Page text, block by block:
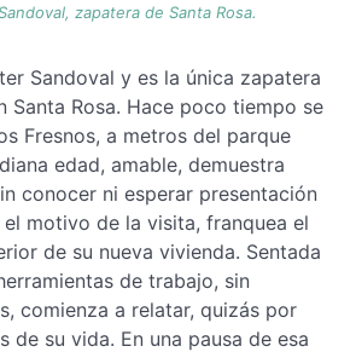
zapatera de Santa Rosa.
Sandoval y es la única zapatera
Santa Rosa. Hace poco tiempo se
Fresnos, a metros del parque
edad, amable, demuestra
conocer ni esperar presentación
el motivo de la visita, franquea el
de su nueva vivienda. Sentada
de trabajo, sin
comienza a relatar, quizás por
de su vida. En una pausa de esa